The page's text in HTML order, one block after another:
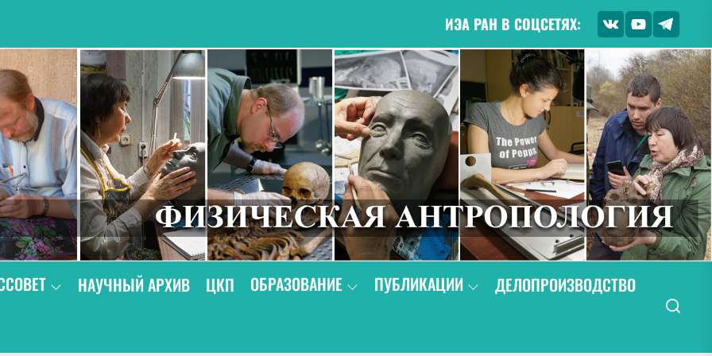
ИЭА РАН В СОЦСЕТЯХ:
НАУЧНЫЙ АРХИВ ЦКП ОБРАЗОВАНИЕ ПУБЛИКАЦИИ
ДЕЛОПРОИЗВОДСТВО